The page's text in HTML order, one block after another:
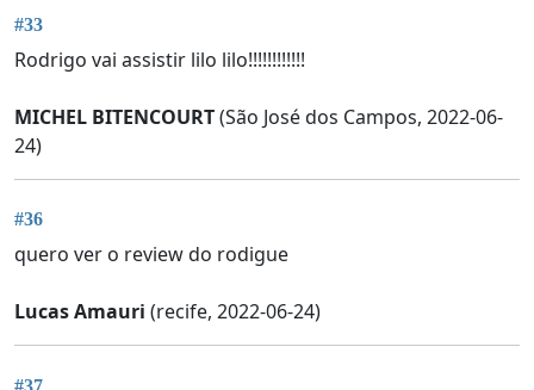
#33
Rodrigo vai assistir lilo lilo!!!!!!!!!!!!
MICHEL BITENCOURT(São José dos Campos, 2022-06-
24)
#36
quero ver o review do rodigue
Lucas Amauri (recife, 2022-06-24)
#37